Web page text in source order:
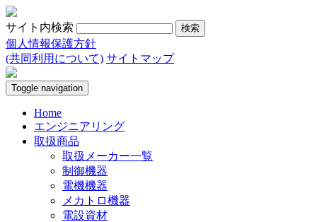
サイト内検索
個人情報保護方針
(共同利用について) サイトマップ
Toggle navigation
Home
エンジニアリング
取扱商品
取扱メーカー一覧
制御機器
電機機器
メカトロ機器
電設資材